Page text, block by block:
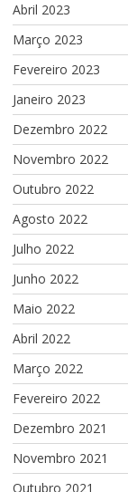
Abril 2023
Março 2023
Fevereiro 2023
Janeiro 2023
Dezembro 2022
Novembro 2022
Outubro 2022
Agosto 2022
Julho 2022
Junho 2022
Maio 2022
Abril 2022
Março 2022
Fevereiro 2022
Dezembro 2021
Novembro 2021
Outubro 2021